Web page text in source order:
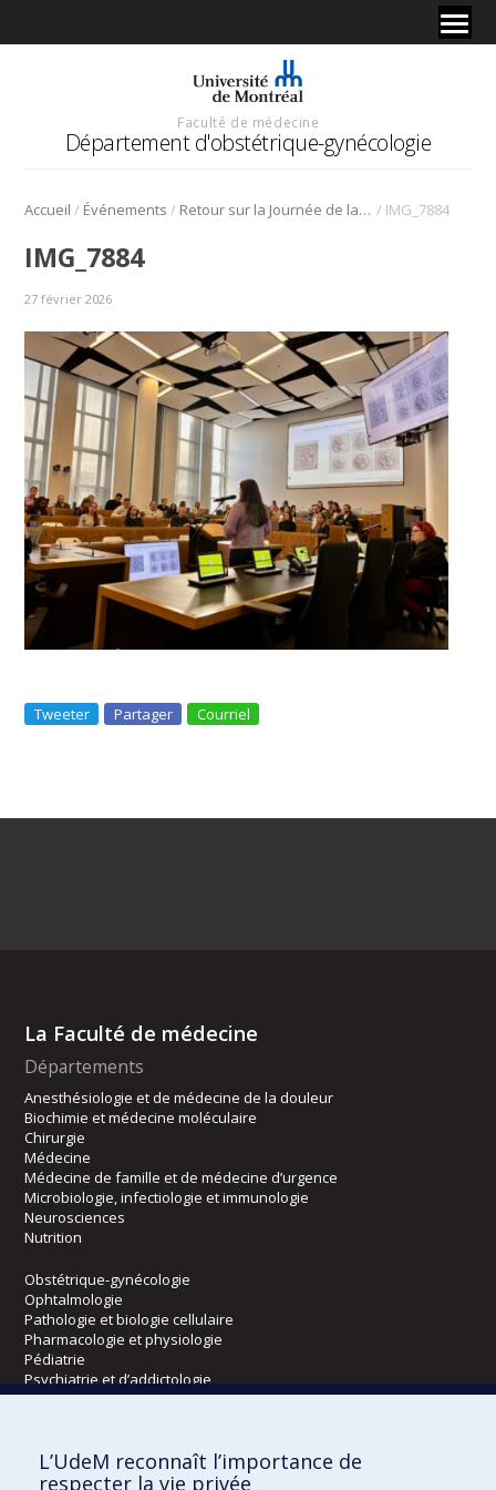
Faculté de médecine
Département d'obstétrique-gynécologie
Accueil / Événements / Retour sur la Journée de la recherche 2025 / IMG_7884
IMG_7884
27 février 2026
Tweeter Partager Courriel
La Faculté de médecine
Départements
Anesthésiologie et de médecine de la douleur
Biochimie et médecine moléculaire
Chirurgie
Médecine
Médecine de famille et de médecine d’urgence
Microbiologie, infectiologie et immunologie
Neurosciences
Nutrition
Obstétrique-gynécologie
Ophtalmologie
Pathologie et biologie cellulaire
Pharmacologie et physiologie
Pédiatrie
Psychiatrie et d’addictologie
Radiologie, radio-oncologie et médecine nucléaire
Écoles
L’UdeM reconnaît l’importance de
respecter la vie privée